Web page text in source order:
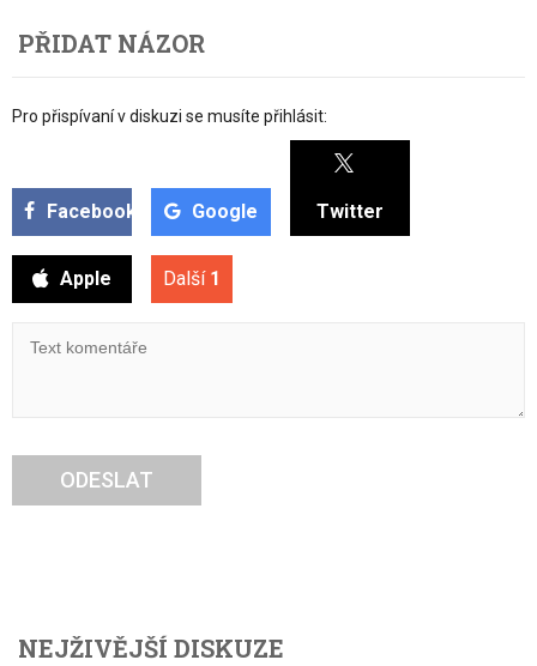
PŘIDAT NÁZOR
Pro přispívaní v diskuzi se musíte přihlásit:
Facebook Google Twitter
Apple Další 1
ODESLAT
NEJŽIVĚJŠÍ DISKUZE